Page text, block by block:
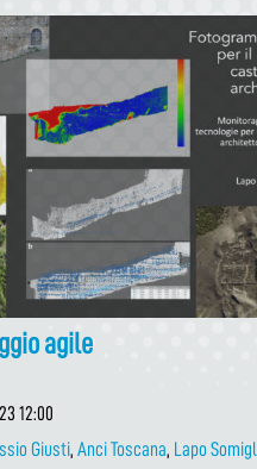
agile
12:00
Giusti, Anci Toscana, Lapo